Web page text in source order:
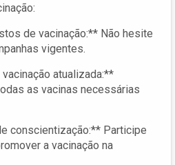
de vacinação:** Não hesite
vigentes.
atualizada:**
as vacinas necessárias
conscientização:** Participe
a vacinação na